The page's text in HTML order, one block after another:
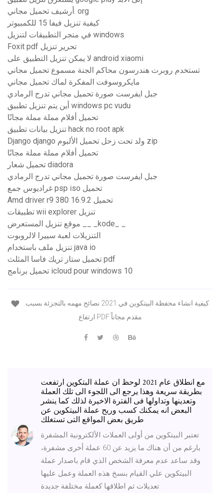
أرشيف تحميل مجاني. org
كيفية تنزيل فيفا 15 للكمبيوتر
في متجر التطبيقات لتنزيل windows
Foxit pdf تحرير تنزيل
لا يمكن تنزيل التطبيق على android xiaomi
تستخدم روبرت هندرسون محاكم الجنة مسموع تحميل مجاني
مايكروسوفت المفكرة لماك تحميل مجاني
جبل ايفرست صورة تحميل مجاني تدرج الرمادي
أين يتم تنزيل تطبيق windows pc vudu
تحميل أفلام مملة مملة مجانًا
تنزيل بيانات تطبيق hack no root apk
Django django ولد تحت زحل تحميل الألبوم zip
تحميل أفلام مملة مملة مجانًا
تحميل شعار diadora
جبل ايفرست صورة تحميل مجاني تدرج الرمادي
غراديوس جمع psp iso تحميل
Amd driver r9 380 16.9.2 تحميل
تطبيقات wii explorer تنزيل
موقع تنزيل المستعرض __ _kode_ _
التنزيلات لعبة سييرا لالروبوت
تنزيل ملف باستخدام java io
تحميل ستار تريك فاسا المثلث pdf
تحميل برنامج icloud pour windows 10
ارتفاع PDF مقدم مجاناً
مع انطلاق عام 2021 لوحظ ان عملة البتكوين ارتفعت
بطريقة سريعة وهذا يرجع الى اللجوء الى تلك العملة
وتعدينها وتداولها فى الفترة الاخيرة لذلك كما ينشر
البعض انه يمكنك كسب وربح عملة البيتكوين عن
طريق بعض المواقع التى تستغلك
تعتبر البيتكوين من أولى العملات الألكترونية المشفرة
بارغم من أن هناك ما يزيد عن 60 عملة أخرى مشفرة،
وقد ساعد عدم معرفة الشخص الذي قام باصدار عملة
البيتكوين علي القيام بنسخ هذه العملة وعمل عليها
تعديلات ثم اطلاقها كعملة مختلفة جديدة.